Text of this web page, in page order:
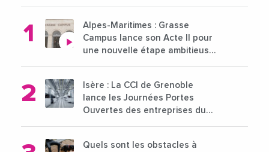
Alpes-Maritimes : Grasse
Campus lance son Acte II pour
une nouvelle étape ambitieuse
Isère : La CCI de Grenoble
lance les Journées Portes
Ouvertes des entreprises du
Quels sont les obstacles à